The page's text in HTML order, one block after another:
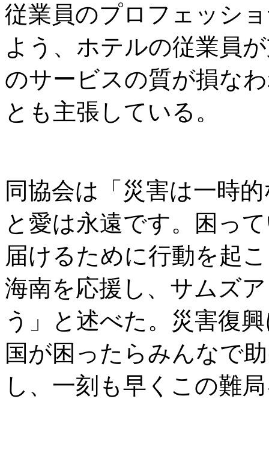
従業員のプロフェッシ
よう、ホテルの従業員
のサービスの質が損な
とも主張している。
同協会は「災害は一時
と愛は永遠です。困っ
届けるために行動を起
海南を応援し、サムズ
う」と述べた。災害復
国が困ったらみんなで
し、一刻も早くこの難